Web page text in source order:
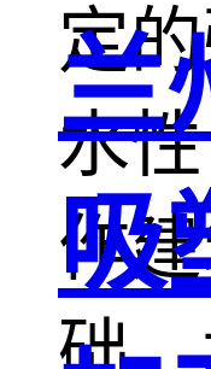
定
水
作
础
兰
吸